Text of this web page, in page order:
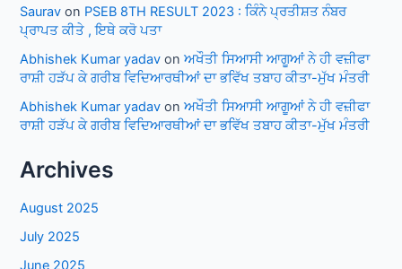
Saurav on PSEB 8TH RESULT 2023 : ਕਿੰਨੇ ਪ੍ਰਤੀਸ਼ਤ ਨੰਬਰ
ਪ੍ਰਾਪਤ ਕੀਤੇ , ਇਥੇ ਕਰੋ ਪਤਾ
Abhishek Kumar yadav onਅਖੌਤੀ ਸਿਆਸੀ ਆਗੂਆਂ ਨੇ ਹੀ ਵਜ਼ੀਫਾ
ਰਾਸ਼ੀ ਹੜੱਪ ਕੇ ਗਰੀਬ ਵਿਦਿਆਰਥੀਆਂ ਦਾ ਭਵਿੱਖ ਤਬਾਹ ਕੀਤਾ-ਮੁੱਖ ਮੰਤਰੀ
Abhishek Kumar yadav onਅਖੌਤੀ ਸਿਆਸੀ ਆਗੂਆਂ ਨੇ ਹੀ ਵਜ਼ੀਫਾ
ਰਾਸ਼ੀ ਹੜੱਪ ਕੇ ਗਰੀਬ ਵਿਦਿਆਰਥੀਆਂ ਦਾ ਭਵਿੱਖ ਤਬਾਹ ਕੀਤਾ-ਮੁੱਖ ਮੰਤਰੀ
Archives
August 2025
July 2025
June 2025